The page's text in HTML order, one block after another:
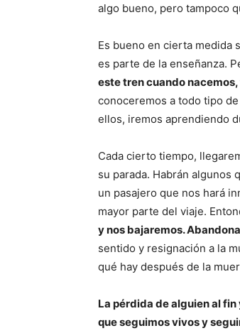
algo bueno, pero tampoco
Es bueno en cierta medida
es parte de la enseñanza.
este tren cuando
conoceremos a todo tipo
ellos, iremos aprendiendo
Cada cierto tiempo,
su parada. Habrán algunos
un pasajero que nos hará
mayor parte del viaje.
y nos bajaremos.
sentido y resignación a la
qué hay después de la
La pérdida de alguien al fin
que seguimos vivos y